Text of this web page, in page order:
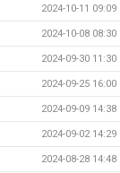
2024-10-11 09:09
2024-10-08 08:30
2024-09-30 11:30
2024-09-25 16:00
2024-09-09 14:38
2024-09-02 14:29
2024-08-28 14:48